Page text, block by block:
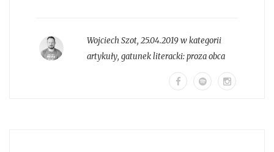
Wojciech Szot, 25.04.2019 w kategorii
artykuły, gatunek literacki:proza obca